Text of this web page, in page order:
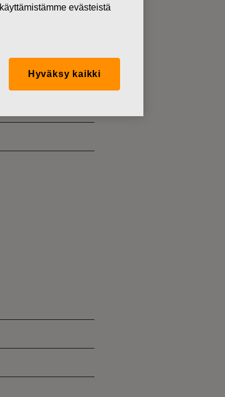
käyttämistämme evästeistä
Hyväksy kaikki